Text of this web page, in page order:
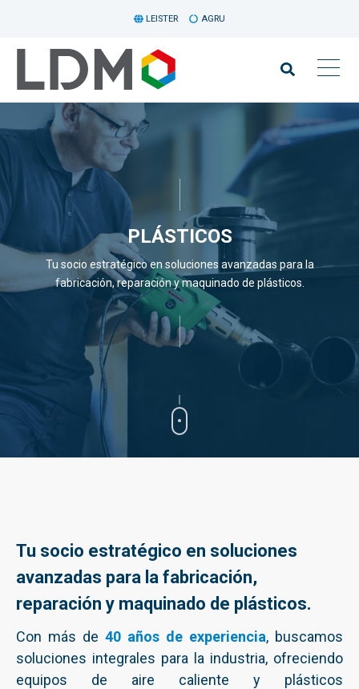
LEISTER AGRU
PLÁSTICOS
Tu socio estratégico en soluciones avanzadas para la
fabricación, reparación y maquinado de plásticos.
Tu socio estratégico en soluciones
avanzadas para la fabricación,
reparación y maquinado de plásticos.
Con más de 40 años de experiencia, buscamos
soluciones integrales para la industria, ofreciendo
equipos de aire caliente y plásticos